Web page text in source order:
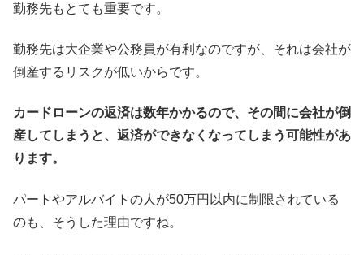
勤務先もとても重要です。
勤務先は大企業や公務員が有利なのですが、それは会社が
倒産するリスクが低いからです。
カードローンの返済は数年かかるので、その間に会社が倒
産してしまうと、返済ができなくなってしまう可能性があ
ります。
パートやアルバイトの人が50万円以内に制限されている
のも、そうした理由ですね。